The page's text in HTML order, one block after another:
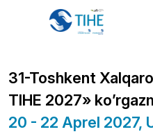
31-Toshkent
TIHE 2027»
20 - 22 Aprel 2027,